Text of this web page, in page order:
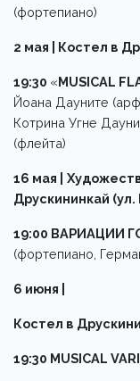
(фортепиано)
2 мая | Костел в
19:30 «MUSICAL
Йоана Дауните
Котрина Угне
(флейта)
16 мая |
Друскининкай (ул.
19:00 ВАРИАЦИИ
(фортепиано,
6 июня |
Костел в
19:30 MUSICAL